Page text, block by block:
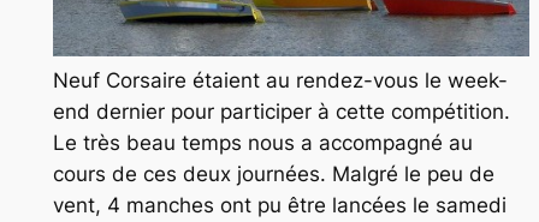
Neuf Corsaire étaient au rendez-vous le week-
end dernier pour participer à cette compétition.
Le très beau temps nous a accompagné au
cours de ces deux journées. Malgré le peu de
vent, 4 manches ont pu être lancées le samedi